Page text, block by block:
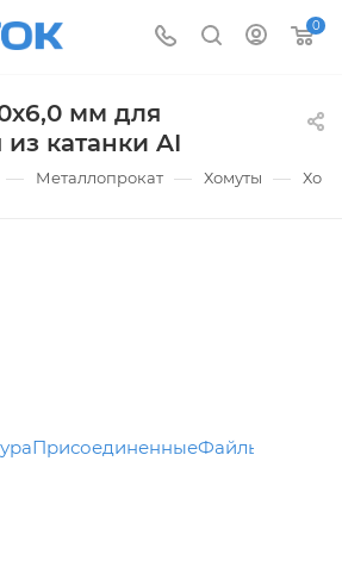
0
мм для
катанки AI
— Металлопрокат — Хомуты —